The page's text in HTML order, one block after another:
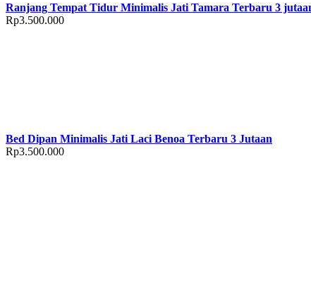
Ranjang Tempat Tidur Minimalis Jati Tamara Terbaru 3
Rp3.500.000
Bed Dipan Minimalis Jati Laci Benoa Terbaru 3 Jutaan
Rp3.500.000